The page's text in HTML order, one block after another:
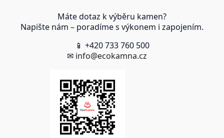
Máte dotaz k výběru kamen?
Napište nám – poradíme s výkonem i zapojením.
📱 +420 733 760 500
✉ info@ecokamna.cz